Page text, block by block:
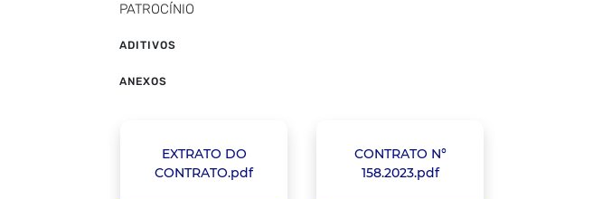
PATROCÍNIO
ADITIVOS
ANEXOS
EXTRATO DO
CONTRATO.pdf
CONTRATO N°
158.2023.pdf